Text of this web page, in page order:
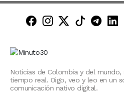
Minuto30 en
Minuto30 en
Minuto30
Noticias de Colombia y del
tiempo real. Oigo, veo y leo en un
comunicación nativo digital.